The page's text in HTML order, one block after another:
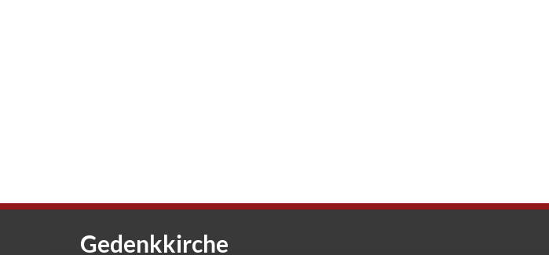
Gedenkkirche